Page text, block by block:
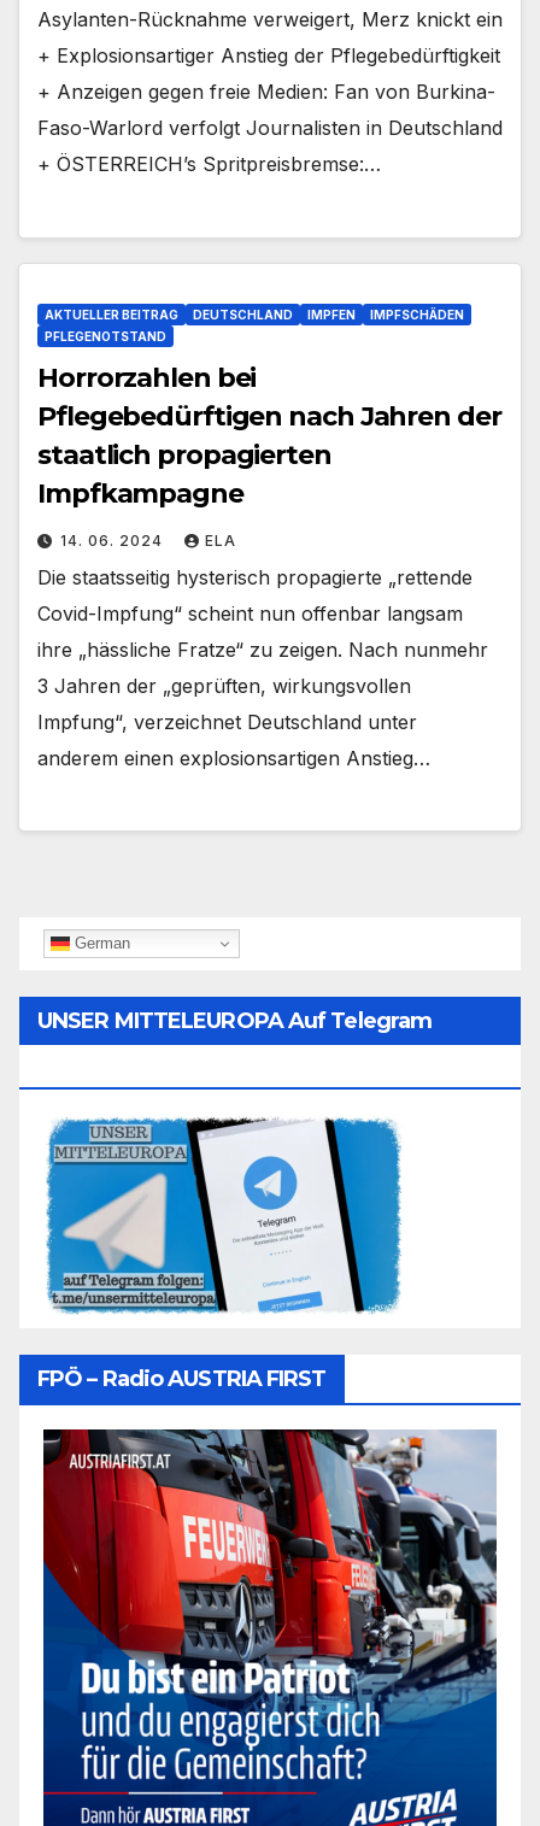
Asylanten-Rücknahme verweigert, Merz knickt ein
+ Explosionsartiger Anstieg der Pflegebedürftigkeit
+ Anzeigen gegen freie Medien: Fan von Burkina-
Faso-Warlord verfolgt Journalisten in Deutschland
+ ÖSTERREICH’s Spritpreisbremse:…
AKTUELLER BEITRAG DEUTSCHLAND IMPFEN
IMPFSCHÄDEN
PFLEGENOTSTAND
Horrorzahlen bei
Pflegebedürftigen nach Jahren der
staatlich propagierten
Impfkampagne
14. 06. 2024 ELA
Die staatsseitig hysterisch propagierte „rettende
Covid-Impfung“ scheint nun offenbar langsam
ihre „hässliche Fratze“ zu zeigen. Nach nunmehr
3 Jahren der „geprüften, wirkungsvollen
Impfung“, verzeichnet Deutschland unter
anderem einen explosionsartigen Anstieg…
German
UNSER MITTELEUROPA Auf Telegram
FPÖ – Radio AUSTRIA FIRST